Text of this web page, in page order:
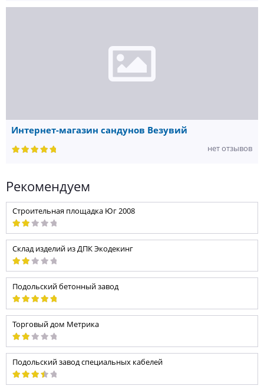
Интернет-магазин сандунов Везувий
нет отзывов
Рекомендуем
Строительная площадка Юг 2008
Склад изделий из ДПК Экодекинг
Подольский бетонный завод
Торговый дом Метрика
Подольский завод специальных кабелей